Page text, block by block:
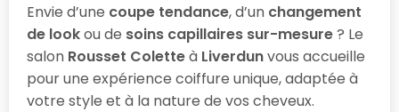
Envie d’une coupe tendance, d’un changement
de lookou de soins capillaires sur-mesure? Le
salon Rousset Coletteà Liverdunvous accueille
pour une expérience coiffure unique, adaptée à
votre style et à la nature de vos cheveux.